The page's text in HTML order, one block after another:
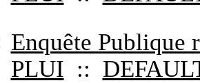
Enquête Publique
PLUI ::